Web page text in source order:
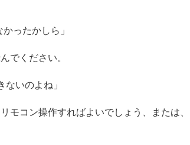
ったかしら」
でください。
いのよね」
コン操作すればよいでしょう、または、